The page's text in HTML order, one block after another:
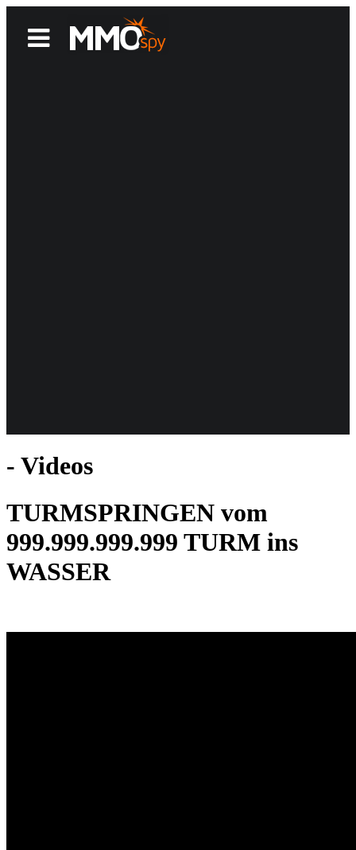
- Videos
TURMSPRINGEN vom
999.999.999.999 TURM ins
WASSER